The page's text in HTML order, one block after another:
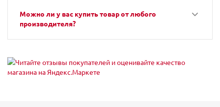
Можно ли у вас купить товар от любого
производителя?